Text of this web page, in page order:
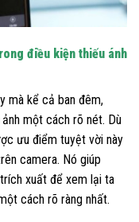
điều kiện thiếu ánh
mà kể cả ban đêm,
một cách rõ nét. Dù
ưu điểm tuyệt vời này
camera. Nó giúp
xuất để xem lại ta
cách rõ ràng nhất.